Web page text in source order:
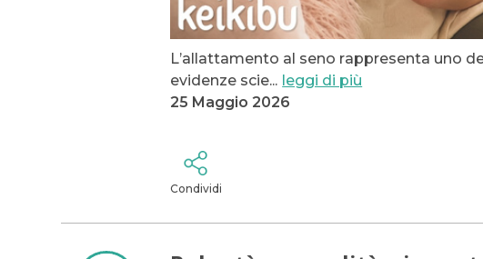
L’allattamento al seno rappresenta uno
evidenze scie... leggi di più
25 Maggio 2026
Condividi